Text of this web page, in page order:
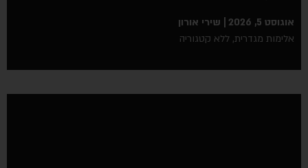
5, 2026
שירי אורון
מגדרית,ללא קטגוריה